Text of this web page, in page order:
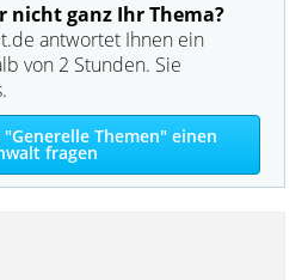
nicht ganz Ihr Thema?
antwortet Ihnen ein
von 2 Stunden. Sie
"Generelle Themen" einen
fragen